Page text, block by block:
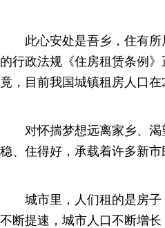
此心安处是吾乡，住有所
的行政法规《住房租赁条例
竟，目前我国城镇租房人口在
对怀揣梦想远离家乡、渴
稳、住得好，承载着许多新市
城市里，人们租的是房子
不断提速，城市人口不断增